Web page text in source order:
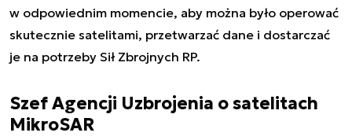
w odpowiednim momencie, aby można było operować
skutecznie satelitami, przetwarzać dane i dostarczać
je na potrzeby Sił Zbrojnych RP.
Szef Agencji Uzbrojenia o satelitach
MikroSAR